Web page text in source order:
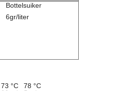
Bottelsuiker
6gr/liter
73 °C
78 °C